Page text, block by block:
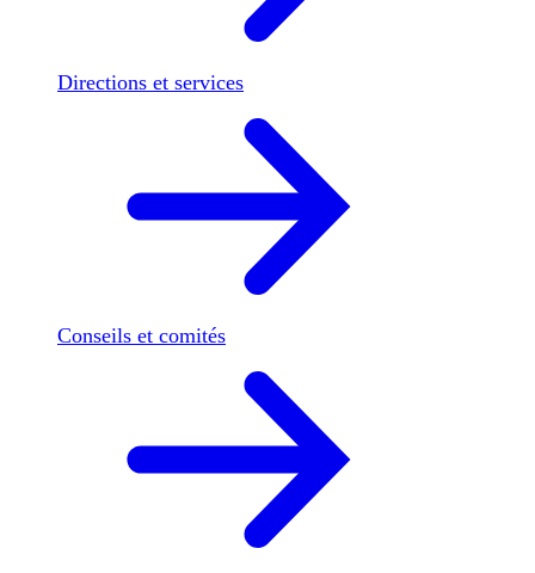
Directions et services
Conseils et comités